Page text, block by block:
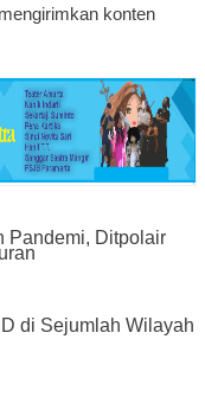
konten
Pandemi, Ditpolair
di Sejumlah Wilayah